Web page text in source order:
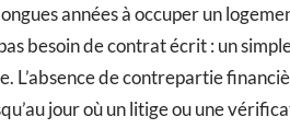
années à occuper un
besoin de contrat écrit : un
L’absence de contrepartie
jour où un litige ou une